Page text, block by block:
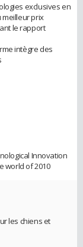
exclusives en
prix
le rapport
intègre des
Innovation
world of 2010
les chiens et